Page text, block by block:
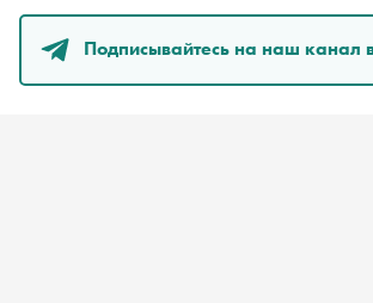
Подписывайтесь на наш канал